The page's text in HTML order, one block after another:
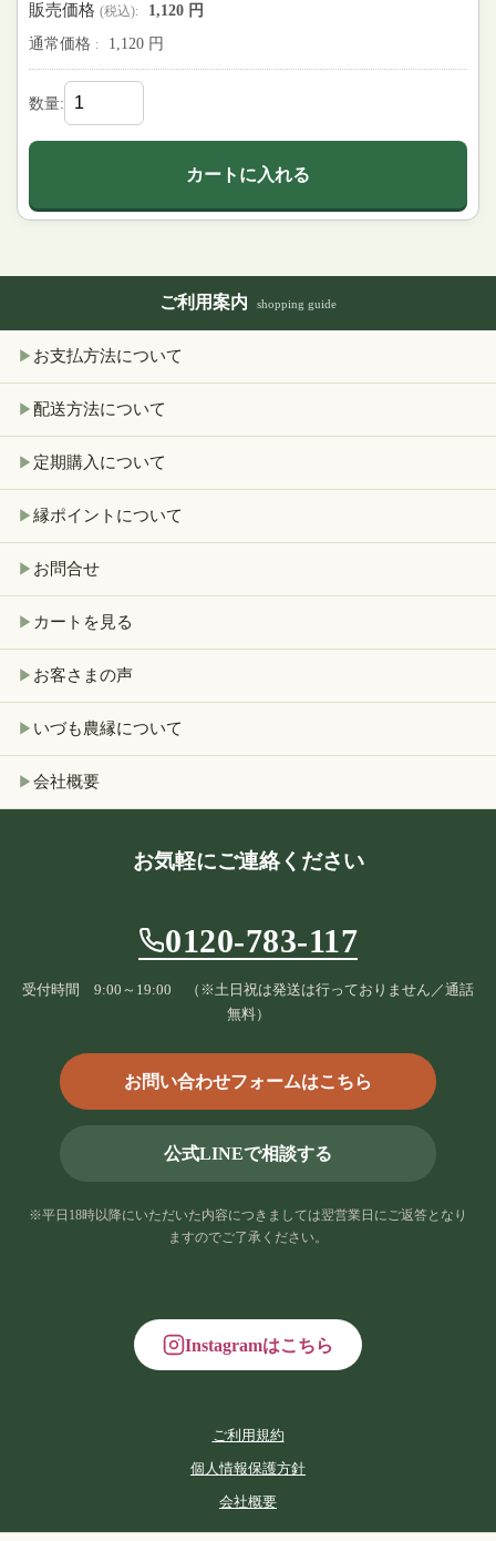
販売価格 (税込):
1,120 円
通常価格 : 1,120 円
数量:
カートに入れる
ご利用案内 shopping guide
▶ お支払方法について
▶ 配送方法について
▶ 定期購入について
▶ 縁ポイントについて
▶ お問合せ
▶ カートを見る
▶ お客さまの声
▶ いづも農縁について
▶ 会社概要
お気軽にご連絡ください
0120-783-117
受付時間 9:00～19:00 （※土日祝は発送は行っておりません／通話
無料）
お問い合わせフォームはこちら
公式LINEで相談する
※平日18時以降にいただいた内容につきましては翌営業日にご返答となり
ますのでご了承ください。
Instagramはこちら
ご利用規約
個人情報保護方針
会社概要